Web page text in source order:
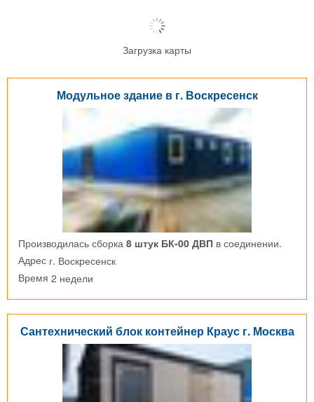
Загрузка карты
Модульное здание в г. Воскресенск
Производилась сборка 8 штук БК-00 ДВП в соединении.
Адрес г. Воскресенск
Время 2 недели
Сантехнический блок контейнер Краус г. Москва